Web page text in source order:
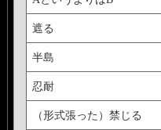
遮る
半島
忍耐
（形式張った）禁じる